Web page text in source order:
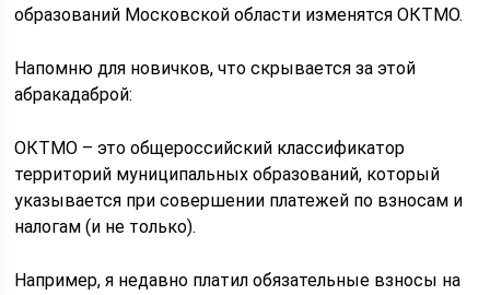
образований Московской области изменятся ОКТМО.
Напомню для новичков, что скрывается за этой
абракадаброй:
ОКТМО – это общероссийский классификатор
территорий муниципальных образований, который
указывается при совершении платежей по взносам и
налогам (и не только).
Например, я недавно платил обязательные взносы на